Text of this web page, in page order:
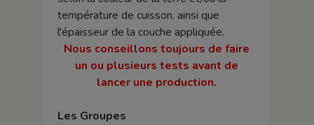
température de cuisson, ainsi que
l'épaisseur de la couche appliquée.
Nous conseillons toujours de faire
un ou plusieurs tests avant de
lancer une production.
Les Groupes